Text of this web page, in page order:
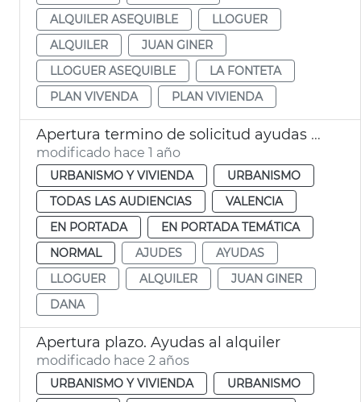
ALQUILER ASEQUIBLE
LLOGUER
ALQUILER
JUAN GINER
LLOGUER ASEQUIBLE
LA FONTETA
PLAN VIVENDA
PLAN VIVIENDA
Apertura termino de solicitud ayudas alquiler
modificado hace 1 año
URBANISMO Y VIVIENDA
URBANISMO
TODAS LAS AUDIENCIAS
VALENCIA
EN PORTADA
EN PORTADA TEMÁTICA
NORMAL
AJUDES
AYUDAS
LLOGUER
ALQUILER
JUAN GINER
DANA
Apertura plazo. Ayudas al alquiler
modificado hace 2 años
URBANISMO Y VIVIENDA
URBANISMO